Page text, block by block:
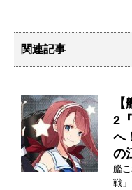
関連記事
2
へ
の
艦
戦